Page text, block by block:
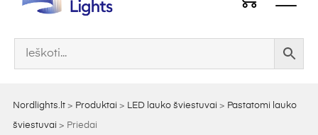
Nordlights.lt > Produktai > LED lauko šviestuvai > Pastatomi lauko
šviestuvai > Priedai